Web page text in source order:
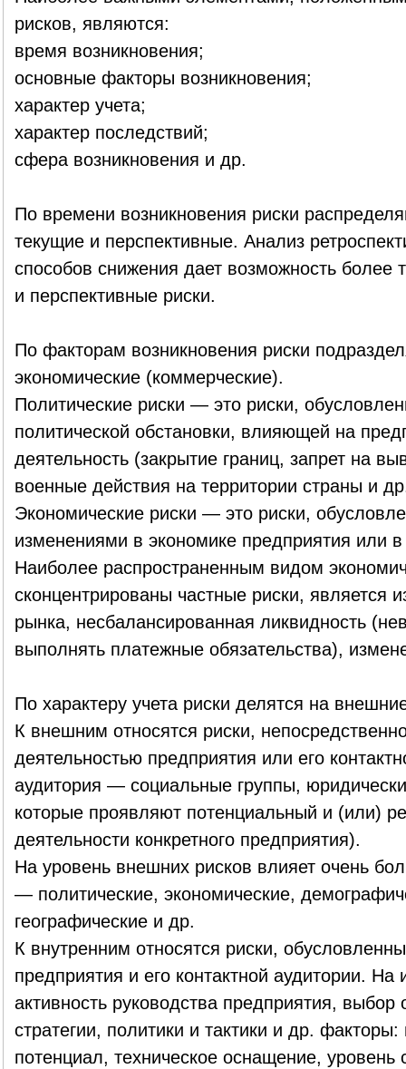
рисков, являются:
время возникновения;
основные факторы возникновения;
характер учета;
характер последствий;
сфера возникновения и др.
По времени возникновения риски
текущие и перспективные. Анализ
способов снижения дает возможность более
и перспективные риски.
По факторам возникновения риски
экономические (коммерческие).
Политические риски — это риски,
политической обстановки, влияющей на
деятельность (закрытие границ, запрет на
военные действия на территории страны и
Экономические риски — это риски,
изменениями в экономике предприятия или
Наиболее распространенным видом
сконцентрированы частные риски, является
рынка, несбалансированная ликвидность
выполнять платежные обязательства),
По характеру учета риски делятся на
К внешним относятся риски,
деятельностью предприятия или его
аудитория — социальные группы,
которые проявляют потенциальный и (или)
деятельности конкретного предприятия).
На уровень внешних рисков влияет очень
— политические, экономические,
географические и др.
К внутренним относятся риски,
предприятия и его контактной аудитории. На
активность руководства предприятия, выбор
стратегии, политики и тактики и др.
потенциал, техническое оснащение, уровень